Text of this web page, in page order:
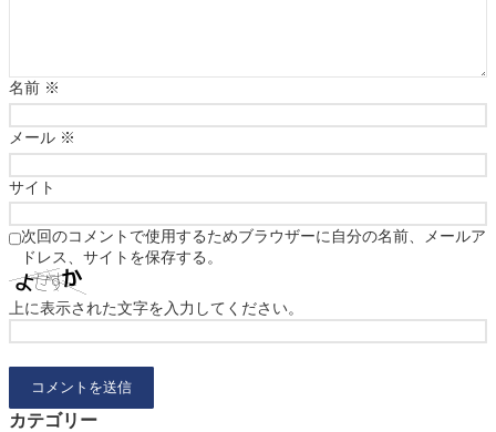
名前 ※
メール ※
サイト
次回のコメントで使用するためブラウザーに自分の名前、メールア
ドレス、サイトを保存する。
上に表示された文字を入力してください。
カテゴリー